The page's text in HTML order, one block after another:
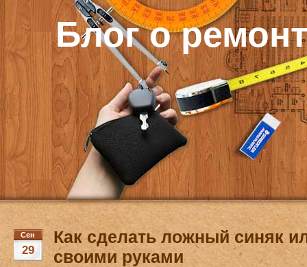
Блог о
Сен
29
Как сделать ложный синяк
своими руками